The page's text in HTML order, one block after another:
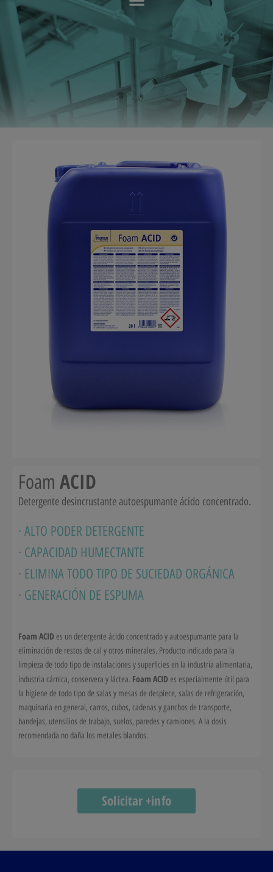
Foam ACID
Detergente desincrustante autoespumante ácido concentrado.
· ALTO PODER DETERGENTE
· CAPACIDAD HUMECTANTE
· ELIMINA TODO TIPO DE SUCIEDAD ORGÁNICA
· GENERACIÓN DE ESPUMA
Foam ACID es un detergente ácido concentrado y autoespumante para la
eliminación de restos de cal y otros minerales. Producto indicado para la
limpieza de todo tipo de instalaciones y superficies en la industria alimentaria,
industria cárnica, conservera y láctea. Foam ACID es especialmente útil para
la higiene de todo tipo de salas y mesas de despiece, salas de refrigeración,
maquinaria en general, carros, cubos, cadenas y ganchos de transporte,
bandejas, utensilios de trabajo, suelos, paredes y camiones. A la dosis
recomendada no daña los metales blandos.
Solicitar +info